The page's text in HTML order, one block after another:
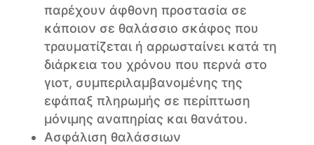
παρέχουν άφθονη προστασία σε
κάποιον σε θαλάσσιο σκάφος που
τραυματίζεται ή αρρωσταίνει κατά τη
διάρκεια του χρόνου που περνά στο
γιοτ, συμπεριλαμβανομένης της
εφάπαξ πληρωμής σε περίπτωση
μόνιμης αναπηρίας και θανάτου.
Ασφάλιση θαλάσσιων